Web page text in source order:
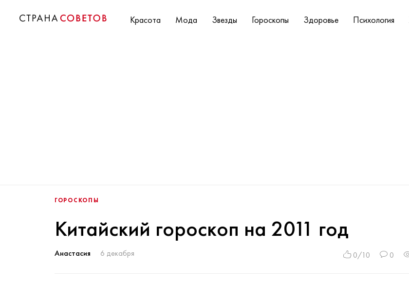
Красота Мода Звезды Гороскопы Здоровье Психология
ГОРОСКОПЫ
Китайский гороскоп на 2011 год
Анастасия 6 декабря 0/10 0